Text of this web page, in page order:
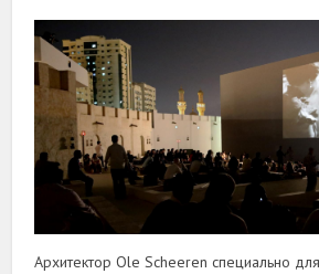
Архитектор Ole Scheeren специально